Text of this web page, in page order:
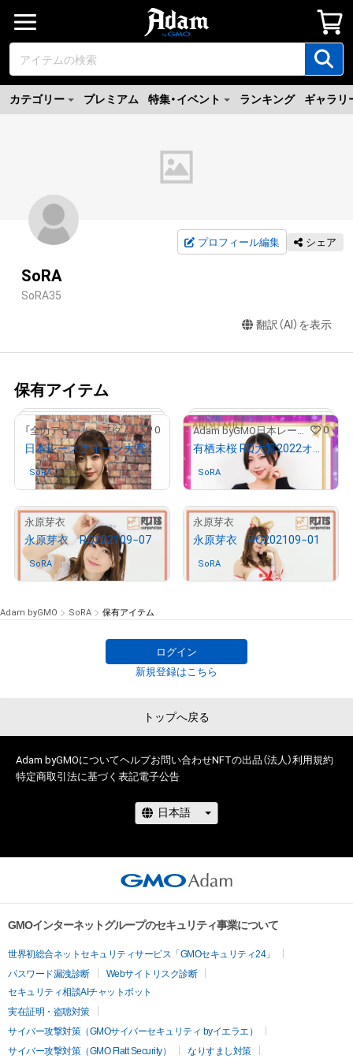
カテゴリー プレミアム 特集・イベント ランキング ギャラリ
プロフィール編集 シェア
SoRA
SoRA35
翻訳（AI）を表示
保有アイテム
# 1932/2000
「全力アピール～アダムシアター～」NFTストア 0
日本レースクイーン大賞２０２３ ファイナリスト 赤城ありさのサイン入り写真
SoRAさんが保有中
Adam byGMO日本レースクイーン大賞2022 0
有栖未桜 RQ大賞2022オリジナルNFTトレカ
SoRA さんが保有中
永原芽衣 8
永原芽衣 RQ202109−07
SoRAさんが保有中
永原芽衣 5
永原芽衣 RQ202109−01
SoRA さんが保有中
Adam byGMO SoRA 保有アイテム
ログイン
新規登録はこちら
トップへ戻る
Adam byGMOについてヘルプお問い合わせNFTの出品（法人）利用規約
特定商取引法に基づく表記電子公告
GMOインターネットグループのセキュリティ事業について
世界初総合ネットセキュリティサービス「GMOセキュリティ24」
パスワード漏洩診断
Webサイトリスク診断
セキュリティ相談AIチャットボット
実在証明・盗聴対策
サイバー攻撃対策（GMOサイバーセキュリティ byイエラエ）
サイバー攻撃対策（GMO Flatt Security）
なりすまし対策